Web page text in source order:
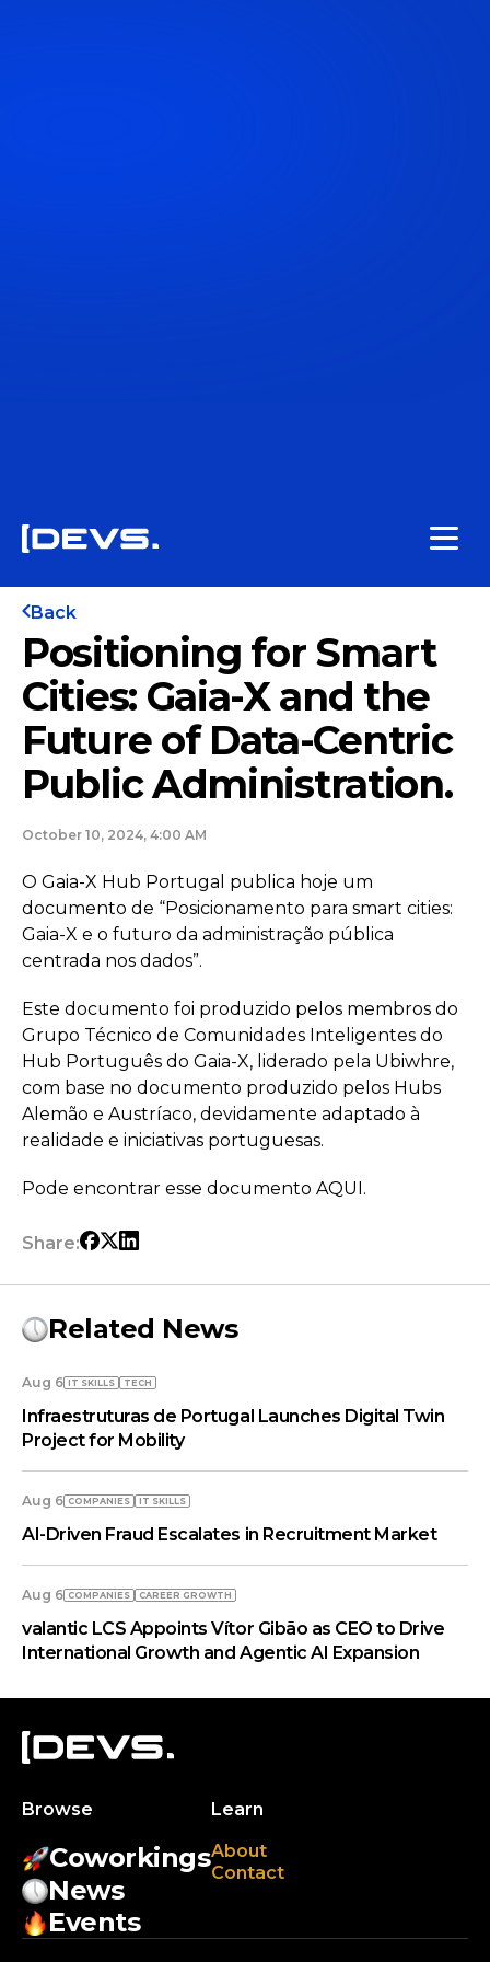
Back
Positioning for Smart
Cities: Gaia-X and the
Future of Data-Centric
Public Administration.
October 10, 2024, 4:00 AM
O Gaia-X Hub Portugal publica hoje um
documento de “Posicionamento para smart cities:
Gaia-X e o futuro da administração pública
centrada nos dados”.
Este documento foi produzido pelos membros do
Grupo Técnico de Comunidades Inteligentes do
Hub Português do Gaia-X, liderado pela Ubiwhre,
com base no documento produzido pelos Hubs
Alemão e Austríaco, devidamente adaptado à
realidade e iniciativas portuguesas.
Pode encontrar esse documento AQUI.
Share:
Related News
Aug 6 IT SKILLS TECH
Infraestruturas de Portugal Launches Digital Twin
Project for Mobility
Aug 6 COMPANIES IT SKILLS
AI-Driven Fraud Escalates in Recruitment Market
Aug 6 COMPANIES СAREER GROWTH
valantic LCS Appoints Vítor Gibão as CEO to Drive
International Growth and Agentic AI Expansion
Browse
Coworkings
News
Events
Learn
About
Contact